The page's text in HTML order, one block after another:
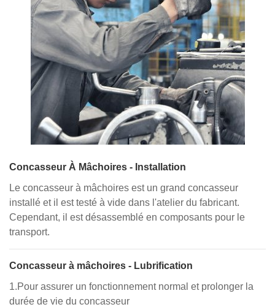
Concasseur À Mâchoires - Installation
Le concasseur à mâchoires est un grand concasseur
installé et il est testé à vide dans l'atelier du fabricant.
Cependant, il est désassemblé en composants pour le
transport.
Concasseur à mâchoires - Lubrification
1.Pour assurer un fonctionnement normal et prolonger la
durée de vie du concasseur